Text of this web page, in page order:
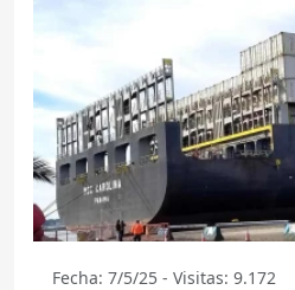
Fecha: 7/5/25 - Visitas: 9.172